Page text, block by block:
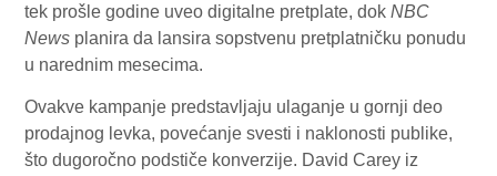
tek prošle godine uveo digitalne pretplate, dokNBC
News planira da lansira sopstvenu pretplatničku ponudu
u narednim mesecima.
Ovakve kampanje predstavljaju ulaganje u gornji deo
prodajnog levka, povećanje svesti i naklonosti publike,
što dugoročno podstiče konverzije. David Carey iz